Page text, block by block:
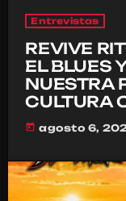
Entrevistas
REVIVE
EL BLUES
NUESTRA
CULTURA
today agosto 6,